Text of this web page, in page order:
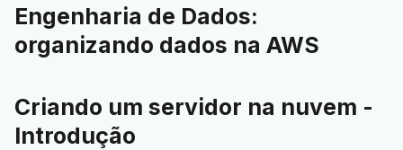
Engenharia de Dados:
organizando dados na AWS
Criando um servidor na nuvem -
Introdução